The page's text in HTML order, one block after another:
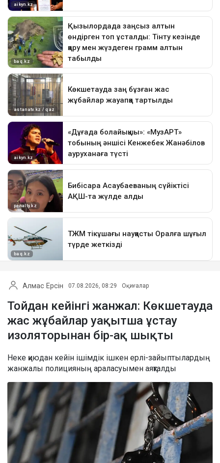
Алмас Ерсін 07.08.2026, 08:29 Оқиғалар
Тойдан кейінгі жанжал: Көкшетауда
жас жұбайлар уақытша ұстау
изоляторынан бір-ақ шықты
Неке қиюдан кейін ішімдік ішкен ерлі-зайыптылардың
жанжалы полицияның араласуымен аяқталды